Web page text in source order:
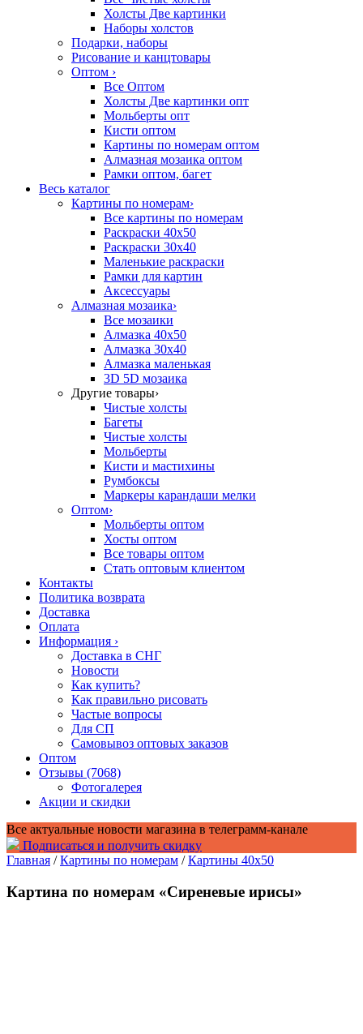
Холсты Две картинки
Наборы холстов
Подарки, наборы
Рисование и канцтовары
Оптом ›
Все Оптом
Холсты Две картинки опт
Мольберты опт
Кисти оптом
Картины по номерам оптом
Алмазная мозаика оптом
Рамки оптом, багет
Весь каталог
Картины по номерам›
Все картины по номерам
Раскраски 40х50
Раскраски 30х40
Маленькие раскраски
Рамки для картин
Аксессуары
Алмазная мозаика›
Все мозаики
Алмазка 40х50
Алмазка 30х40
Алмазка маленькая
3D 5D мозаика
Другие товары›
Чистые холсты
Багеты
Чистые холсты
Мольберты
Кисти и мастихины
Румбоксы
Маркеры карандаши мелки
Оптом›
Мольберты оптом
Хосты оптом
Все товары оптом
Стать оптовым клиентом
Контакты
Политика возврата
Доставка
Оплата
Информация ›
Доставка в СНГ
Новости
Как купить?
Как правильно рисовать
Частые вопросы
Для СП
Самовывоз оптовых заказов
Оптом
Отзывы (7068)
Фотогалерея
Акции и скидки
Все актуальные новости магазина в телеграмм-канале
Подписаться и получить скидку
Главная /Картины по номерам /Картины 40x50
Картина по номерам «Сиреневые ирисы»